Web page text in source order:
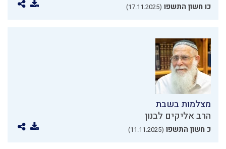
כו חשון התשפו (17.11.2025)
מצלמות בשבת
הרב אליקים לבנון
כ חשון התשפו (11.11.2025)